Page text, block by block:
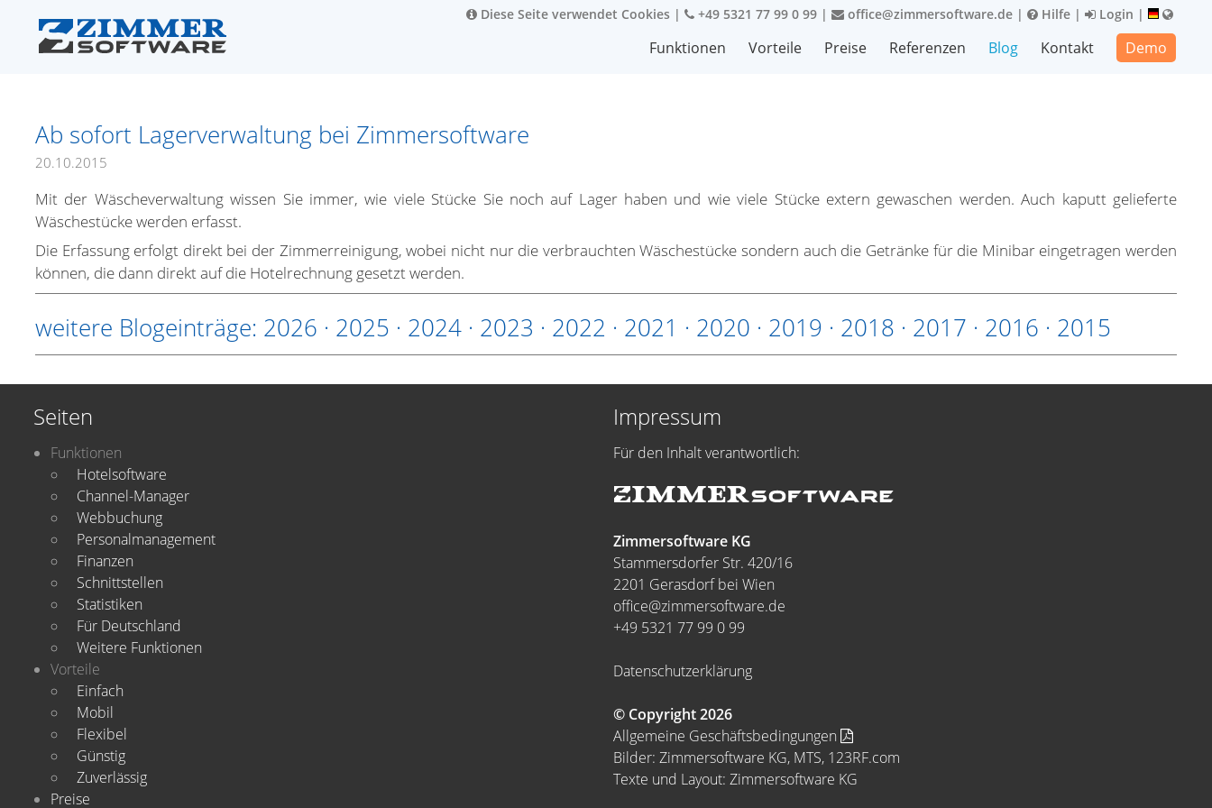
Diese Seite verwendet Cookies | +49 5321 77 99 0 99 | office@zimmersoftware.de | Hilfe | Login |
Funktionen Vorteile Preise Referenzen Blog Kontakt Demo
Ab sofort Lagerverwaltung bei Zimmersoftware
20.10.2015
Mit der Wäscheverwaltung wissen Sie immer, wie viele Stücke Sie noch auf Lager haben und wie viele Stücke extern gewaschen werden. Auch kaputt gelieferte
Wäschestücke werden erfasst.
Die Erfassung erfolgt direkt bei der Zimmerreinigung, wobei nicht nur die verbrauchten Wäschestücke sondern auch die Getränke für die Minibar eingetragen werden
können, die dann direkt auf die Hotelrechnung gesetzt werden.
weitere Blogeinträge: 2026 · 2025 · 2024 · 2023 · 2022 · 2021 · 2020 · 2019 · 2018 · 2017 · 2016 · 2015
Seiten
Funktionen
Hotelsoftware
Channel-Manager
Webbuchung
Personalmanagement
Finanzen
Schnittstellen
Statistiken
Für Deutschland
Weitere Funktionen
Vorteile
Einfach
Mobil
Flexibel
Günstig
Zuverlässig
Preise
Impressum
Für den Inhalt verantwortlich:
Zimmersoftware KG
Stammersdorfer Str. 420/16
2201 Gerasdorf bei Wien
office@zimmersoftware.de
+49 5321 77 99 0 99
Datenschutzerklärung
© Copyright 2026
Allgemeine Geschäftsbedingungen
Bilder: Zimmersoftware KG, MTS, 123RF.com
Texte und Layout: Zimmersoftware KG